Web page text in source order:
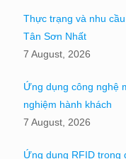
Thực trạng và nhu
Tân Sơn Nhất
7 August, 2026
Ứng dụng công nghệ
nghiệm hành khách
7 August, 2026
Ứng dụng RFID trong